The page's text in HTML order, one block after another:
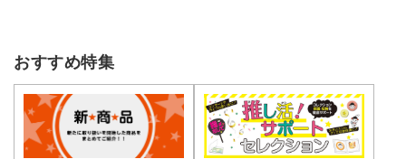
おすすめ特集